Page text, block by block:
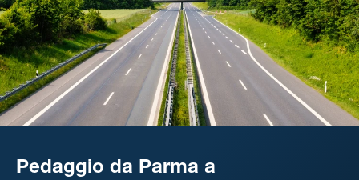
Pedaggio da Parma a